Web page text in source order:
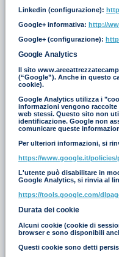
Linkedin (configurazione):
Google+ informativa: http://
Google+ (configurazione):
Google Analytics
Il sito
(“Google”). Anche in questo
cookie).
Google Analytics utilizza i
informazioni vengono raccolte
web stessi. Questo sito non
identificazione. Google non
comunicare queste
Per ulteriori informazioni, si
https://www.google.it/policies/
L'utente può disabilitare in
Google Analytics, si rinvia al
https://tools.google.com/
Durata dei cookie
Alcuni cookie (cookie di
browser e sono disponibili
Questi cookie sono detti